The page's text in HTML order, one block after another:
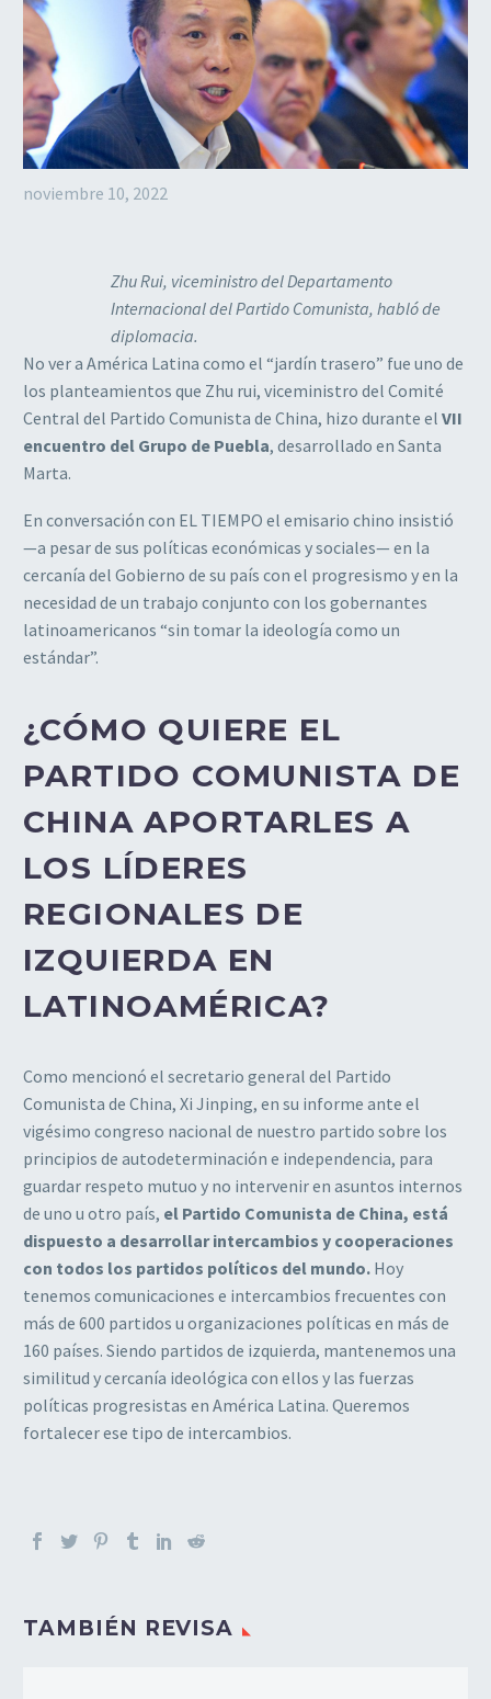
noviembre 10, 2022
Zhu Rui, viceministro del Departamento
Internacional del Partido Comunista, habló de
diplomacia.
No ver a América Latina como el “jardín trasero” fue uno de
los planteamientos que Zhu rui, viceministro del Comité
Central del Partido Comunista de China, hizo durante el VII
encuentro del Grupo de Puebla, desarrollado en Santa
Marta.
En conversación con EL TIEMPO el emisario chino insistió
—a pesar de sus políticas económicas y sociales— en la
cercanía del Gobierno de su país con el progresismo y en la
necesidad de un trabajo conjunto con los gobernantes
latinoamericanos “sin tomar la ideología como un
estándar”.
¿CÓMO QUIERE EL
PARTIDO COMUNISTA DE
CHINA APORTARLES A
LOS LÍDERES
REGIONALES DE
IZQUIERDA EN
LATINOAMÉRICA?
Como mencionó el secretario general del Partido
Comunista de China, Xi Jinping, en su informe ante el
vigésimo congreso nacional de nuestro partido sobre los
principios de autodeterminación e independencia, para
guardar respeto mutuo y no intervenir en asuntos internos
de uno u otro país, el Partido Comunista de China, está
dispuesto a desarrollar intercambios y cooperaciones
con todos los partidos políticos del mundo. Hoy
tenemos comunicaciones e intercambios frecuentes con
más de 600 partidos u organizaciones políticas en más de
160 países. Siendo partidos de izquierda, mantenemos una
similitud y cercanía ideológica con ellos y las fuerzas
políticas progresistas en América Latina. Queremos
fortalecer ese tipo de intercambios.
TAMBIÉN REVISA